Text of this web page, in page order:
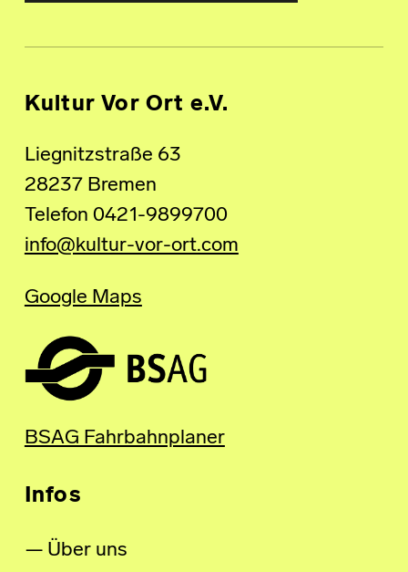
Kultur Vor Ort e.V.
Liegnitzstraße 63
28237 Bremen
Telefon 0421-9899700
info@kultur-vor-ort.com
Google Maps
BSAG Fahrbahnplaner
Infos
Über uns